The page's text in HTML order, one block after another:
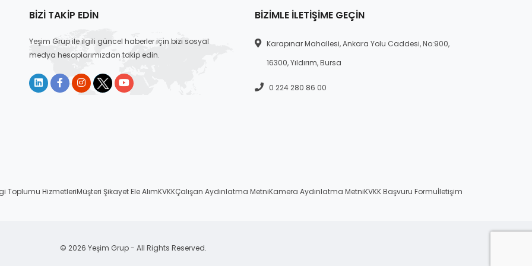
BIZI TAKIP EDIN
Yeşim Grup ile ilgili güncel haberler için bizi sosyal
medya hesaplarımızdan takip edin.
BIZIMLE İLETIŞIME GEÇIN
Karapınar Mahallesi, Ankara Yolu Caddesi, No:900,
16300, Yıldırım, Bursa
0 224 280 86 00
Toplumu HizmetleriMüşteri Şikayet Ele AlımKVKKÇalışan Aydınlatma MetniKamera Aydınlatma MetniKVKK Başvuru Formuİletişim
© 2026 Yeşim Grup - All Rights Reserved.